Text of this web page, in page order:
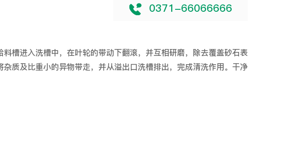
0371-66066666
槽进入洗槽中，在叶轮的带动下翻滚，并互相研磨，除去覆盖砂石表
质及比重小的异物带走，并从溢出口洗槽排出，完成清洗作用。干净